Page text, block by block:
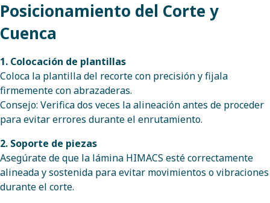
Posicionamiento del Corte y
Cuenca
1. Colocación de plantillas
Coloca la plantilla del recorte con precisión y fijala
firmemente con abrazaderas.
Consejo: Verifica dos veces la alineación antes de proceder
para evitar errores durante el enrutamiento.
2. Soporte de piezas
Asegúrate de que la lámina HIMACS esté correctamente
alineada y sostenida para evitar movimientos o vibraciones
durante el corte.